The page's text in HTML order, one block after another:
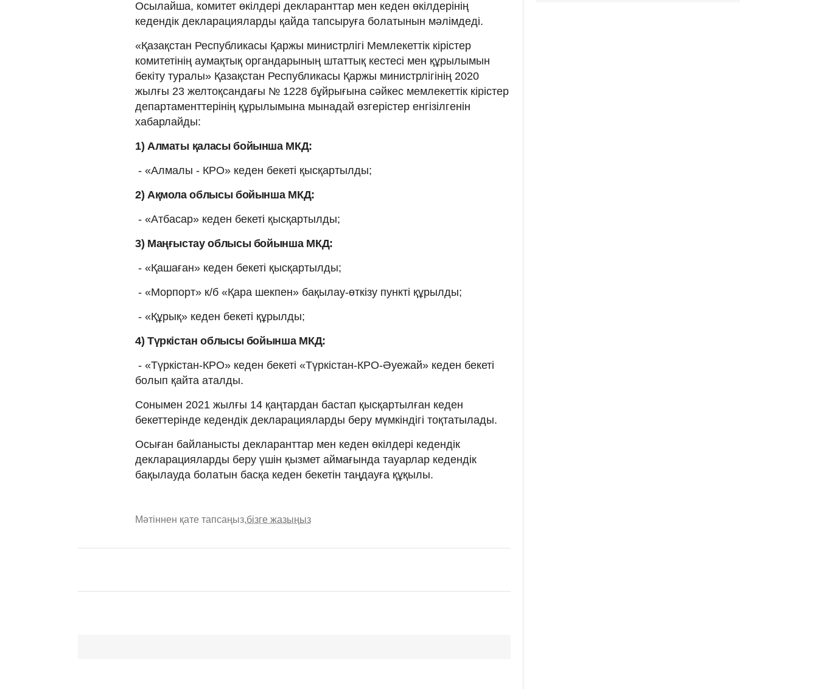
Осылайша, комитет өкілдері декларанттар мен кеден өкілдерінің
кедендік декларацияларды қайда тапсыруға болатынын мәлімдеді.
«Қазақстан Республикасы Қаржы министрлігі Мемлекеттік кірістер
комитетінің аумақтық органдарының штаттық кестесі мен құрылымын
бекіту туралы» Қазақстан Республикасы Қаржы министрлігінің 2020
жылғы 23 желтоқсандағы № 1228 бұйрығына сәйкес мемлекеттік кірістер
департаменттерінің құрылымына мынадай өзгерістер енгізілгенін
хабарлайды:
1) Алматы қаласы бойынша МКД:
- «Алмалы - КРО» кеден бекеті қысқартылды;
2) Ақмола облысы бойынша МКД:
- «Атбасар» кеден бекеті қысқартылды;
3) Маңғыстау облысы бойынша МКД:
- «Қашаған» кеден бекеті қысқартылды;
- «Морпорт» к/б «Қара шекпен» бақылау-өткізу пункті құрылды;
- «Құрық» кеден бекеті құрылды;
4) Түркістан облысы бойынша МКД:
- «Түркістан-КРО» кеден бекеті «Түркістан-КРО-Әуежай» кеден бекеті
болып қайта аталды.
Сонымен 2021 жылғы 14 қаңтардан бастап қысқартылған кеден
бекеттерінде кедендік декларацияларды беру мүмкіндігі тоқтатылады.
Осыған байланысты декларанттар мен кеден өкілдері кедендік
декларацияларды беру үшін қызмет аймағында тауарлар кедендік
бақылауда болатын басқа кеден бекетін таңдауға құқылы.
Мәтіннен қате тапсаңыз,бізге жазыңыз